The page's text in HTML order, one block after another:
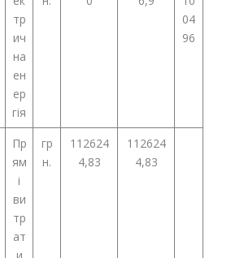
тр
ич
на
ен
ер
гія
04
96
Пр
ям
і
ви
тр
ат
гр
н.
112624
4,83
112624
4,83